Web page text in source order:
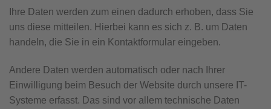
Ihre Daten werden zum einen dadurch erhoben, dass Sie
uns diese mitteilen. Hierbei kann es sich z. B. um Daten
handeln, die Sie in ein Kontaktformular eingeben.
Andere Daten werden automatisch oder nach Ihrer
Einwilligung beim Besuch der Website durch unsere IT-
Systeme erfasst. Das sind vor allem technische Daten